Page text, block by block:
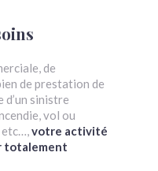
de
de prestation de
d’un sinistre
vol ou
etc…,votre activité
totalement